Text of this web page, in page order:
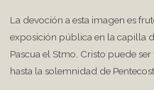
La devoción a esta imagen es
exposición pública en la capilla
Pascua el Stmo. Cristo puede
hasta la solemnidad de